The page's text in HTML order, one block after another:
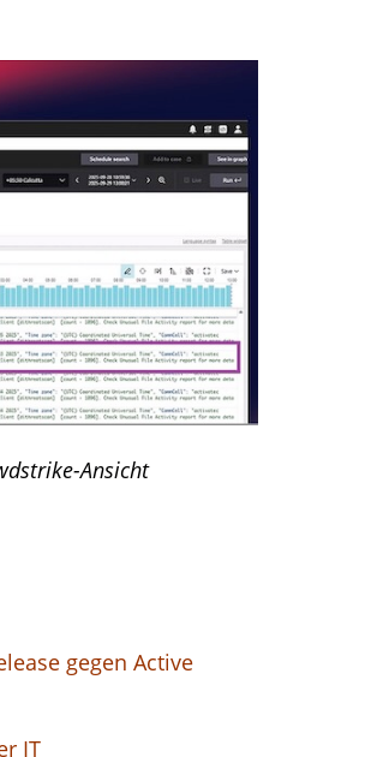
Ansicht
gegen Active
IT